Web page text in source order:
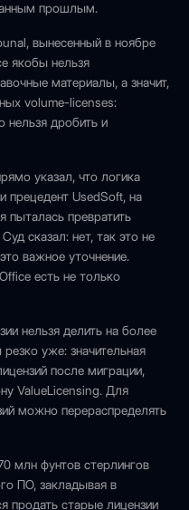
прошлым.
вынесенный в ноябре
якобы нельзя
материалы, а значит,
volume-licenses:
нельзя дробить и
указал, что логика
прецедент UsedSoft, на
превратить
сказал: нет, так это не
важное уточнение.
есть не только
нельзя делить на более
уже: значительная
после миграции,
ValueLicensing. Для
можно перераспределять
млн фунтов стерлингов
ПО, закладывая в
продать старые лицензии